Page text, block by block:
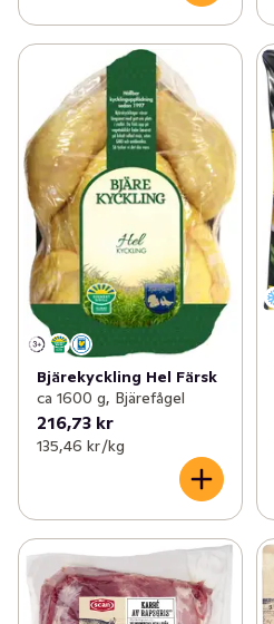
Bjärekyckling Hel Färsk
ca 1600 g, Bjärefågel
216,73 kr
135,46 kr /kg